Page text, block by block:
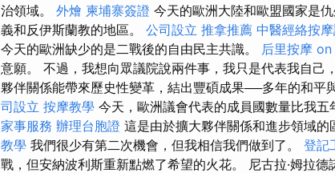
治領域。 外燴 柬埔寨簽證 今天的歐洲大陸和歐盟國家是
義和反伊斯蘭教的地區。 公司設立 推拿推薦 中醫經絡按
今天的歐洲缺少的是二戰後的自由民主共識。 后里按摩 on
意願。 不過，我想向眾議院說兩件事，我只是代表我自己
夥伴關係能帶來歷史性變革，結出豐碩成果──多年的和平
司設立 按摩教學 今天，歐洲議會代表的成員國數量比我五
家事服務 辦理台胞證 這是由於擴大夥伴關係和進步領域的
教學 我們很少有第二次機會，但我相信我們做到了。 登記
戰，但安納波利斯重新點燃了希望的火花。 尼古拉·姆拉